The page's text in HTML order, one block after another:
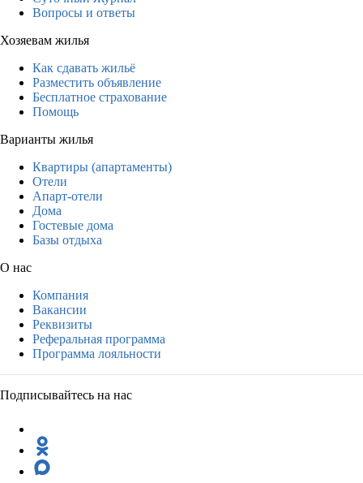
Вопросы и ответы
Хозяевам жилья
Как сдавать жильё
Разместить объявление
Бесплатное страхование
Помощь
Варианты жилья
Квартиры (апартаменты)
Отели
Апарт-отели
Дома
Гостевые дома
Базы отдыха
О нас
Компания
Вакансии
Реквизиты
Реферальная программа
Программа лояльности
Подписывайтесь на нас